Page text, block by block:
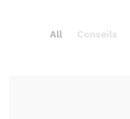
All Conseils